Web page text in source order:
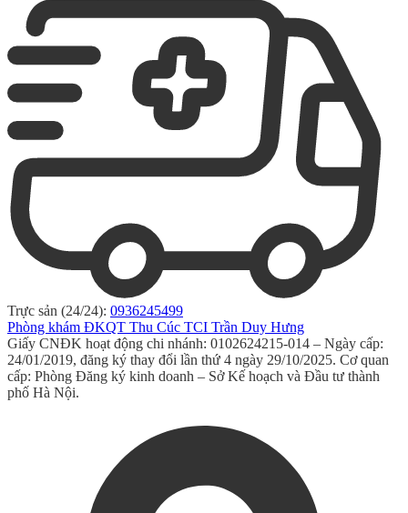
Trực sản (24/24): 0936245499
Phòng khám ĐKQT Thu Cúc TCI Trần Duy Hưng
Giấy CNĐK hoạt động chi nhánh: 0102624215-014 – Ngày cấp:
24/01/2019, đăng ký thay đổi lần thứ 4 ngày 29/10/2025. Cơ quan
cấp: Phòng Đăng ký kinh doanh – Sở Kế hoạch và Đầu tư thành
phố Hà Nội.